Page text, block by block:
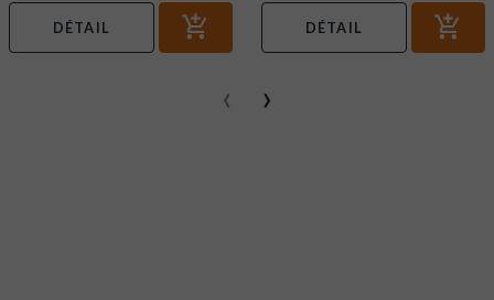
DÉTAIL DÉTAIL
‹ ›